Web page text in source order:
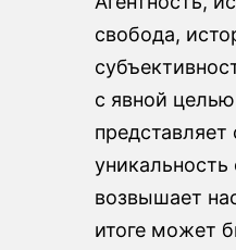
свобода,
с явной
уникальность
возвышает
итоге может